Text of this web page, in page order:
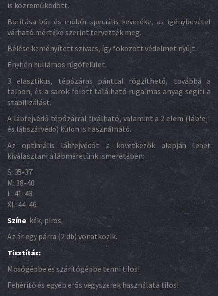
is közreműködött.
Borítása bőr és műbőr speciális keveréke, az igénybevétel
várható mértéke szerint tervezték meg.
Bélése keményített szivacs, így fokozott védelmet nyújt.
Enyhén hullámos rúgófelület.
3 elasztikus, tépőzáras pánttal rögzíthető, továbbá a
talpon, és a sarok fölött található rugalmas anyag segíti a
stabilizálást.
A lábfejvédő tépőzárral fixálható, valamint a 2 elem (lábfej-
és lábszárvédő) külön is használható.
Az optimális lábfejvédőt a következők alapján lehet
kiválasztani a lábméretünk ismeretében:
S: 35-37
M: 38-40
L: 41-43
XL: 44-46.
Színe: kék, piros.
Az ár egy párra (2 db) vonatkozik.
Tisztítás:
Mosógépbe és szárítógépbe tenni tilos!
Fehérítő és egyéb erős vegyszerek használata tilos!